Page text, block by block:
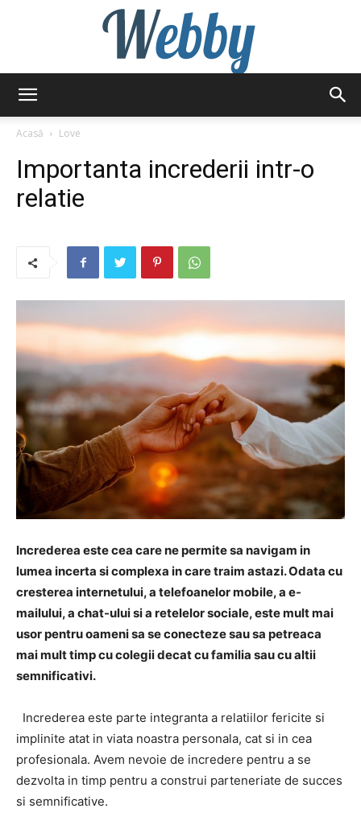
Acasă
Love
Importanta increderii intr-o
relatie
Increderea este cea care ne permite sa navigam in
lumea incerta si complexa in care traim astazi. Odata cu
cresterea internetului, a telefoanelor mobile, a e-
mailului, a chat-ului si a retelelor sociale, este mult mai
usor pentru oameni sa se conecteze sau sa petreaca
mai mult timp cu colegii decat cu familia sau cu altii
semnificativi.
Increderea este parte integranta a relatiilor fericite si
implinite atat in viata noastra personala, cat si in cea
profesionala. Avem nevoie de incredere pentru a se
dezvolta in timp pentru a construi parteneriate de succes
si semnificative.